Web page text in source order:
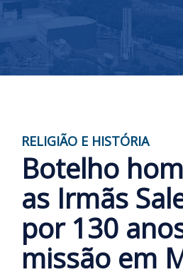
RELIGIÃO E HISTÓRIA
Botelho
as Irmãs
por 130
missão em